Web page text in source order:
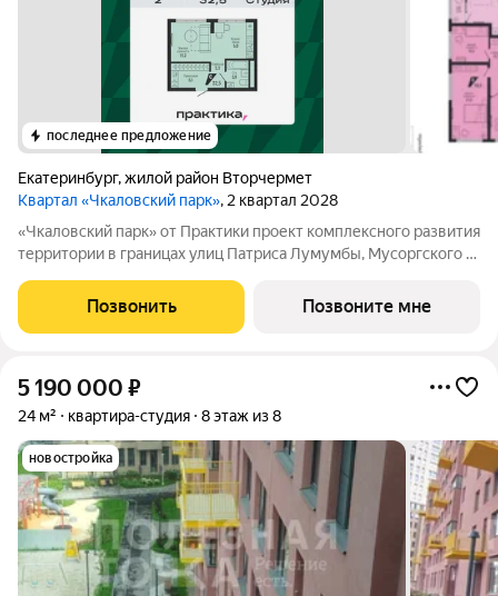
последнее предложение
Екатеринбург,жилой район Вторчермет
Квартал «Чкаловский парк», 2 квартал 2028
«Чкаловский парк» от Практики проект комплексного развития
территории в границах улиц Патриса Лумумбы, Мусоргского и
дома есть собственный парк, а в шаговой доступности
расположены сильные
Позвонить Позвоните мне
5 190 000 ₽
24 м² квартира-студия 8 этаж из 8
новостройка